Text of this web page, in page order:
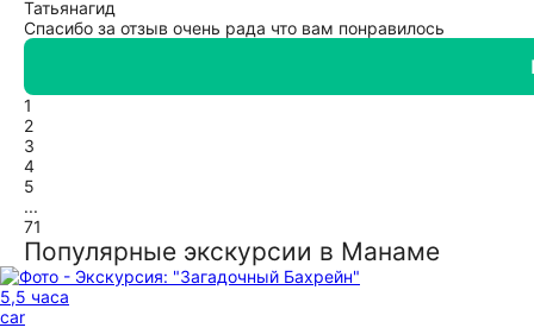
Татьянагид
Спасибо за отзыв очень рада что вам понравилось
1
2
3
4
5
...
71
Популярные экскурсии в Манаме
5,5 часа
car